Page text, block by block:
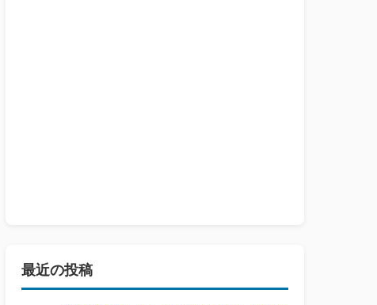
最近の投稿